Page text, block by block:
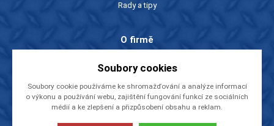
Rady a tipy
O firmě
Kontakty
Videa
EU dotace
Soubory cookies
Soubory cookie používáme ke shromažďování a analýze informací
o výkonu a používání webu, zajištění fungování funkcí ze sociálních
médií a ke zlepšení a přizpůsobení obsahu a reklam.